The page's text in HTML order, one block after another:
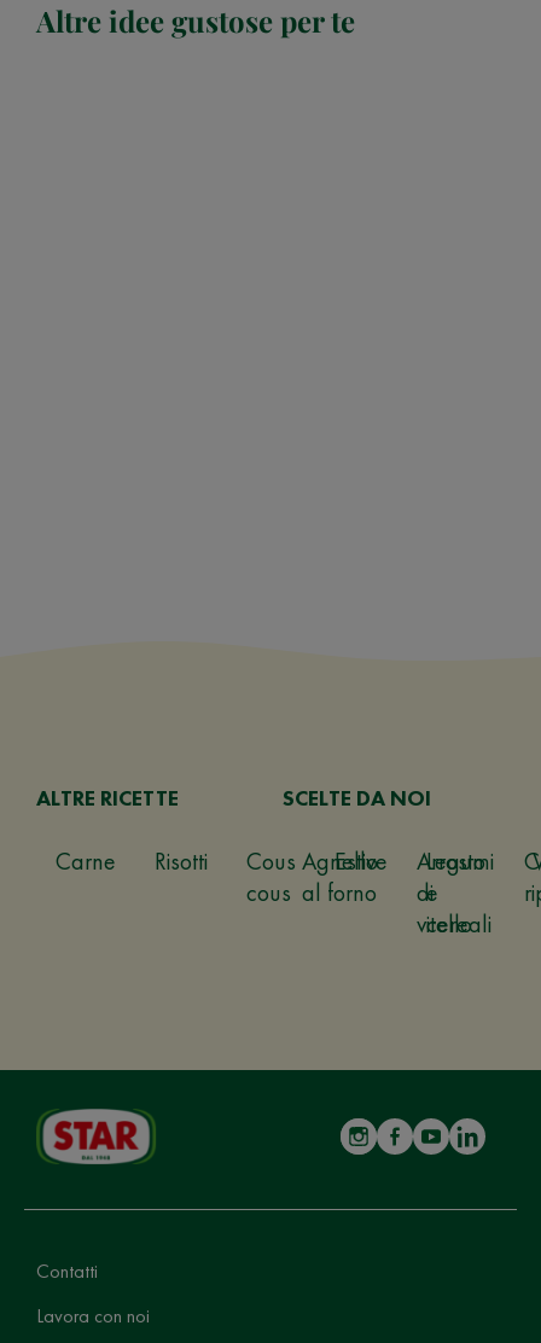
Altre idee gustose per te
ALTRE RICETTE
Carne Risotti
Cous
cous
Estive
Legumi
e
cereali
SCELTE DA NOI
Agnello
al forno
Arrosto
di
vitello
Contatti
Lavora con noi